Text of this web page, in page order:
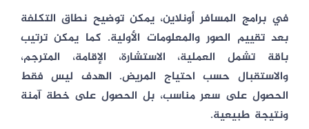
في برامج المسافر أونلاين، يمكن توضيح نطاق التكلفة
بعد تقييم الصور والمعلومات الأولية. كما يمكن ترتيب
باقة تشمل العملية، الاستشارة، الإقامة، المترجم،
والاستقبال حسب احتياج المريض. الهدف ليس فقط
الحصول على سعر مناسب، بل الحصول على خطة آمنة
ونتيجة طبيعية.